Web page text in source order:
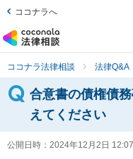
ココナラへ
ココナラ法律相談 法律Q&A
合意書の債権債
えてください
公開日時： 2024年12月2日 12:07